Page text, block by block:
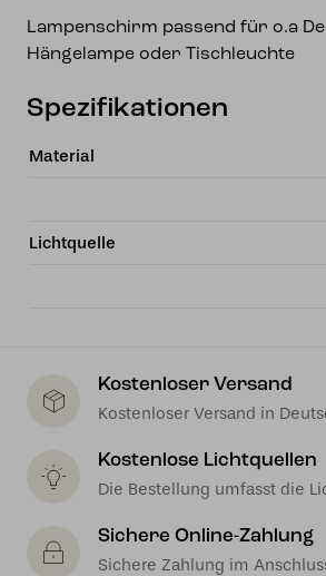
Lampenschirm passend für o.a
Hängelampe oder Tischleuchte
Spezifikationen
Material
Lichtquelle
Kostenloser Versand
Kostenloser Versand in
Kostenlose Lichtquellen
Die Bestellung umfasst die
Sichere Online-Zahlung
Sichere Zahlung im